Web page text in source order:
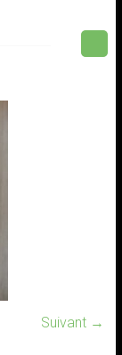
Suivant →